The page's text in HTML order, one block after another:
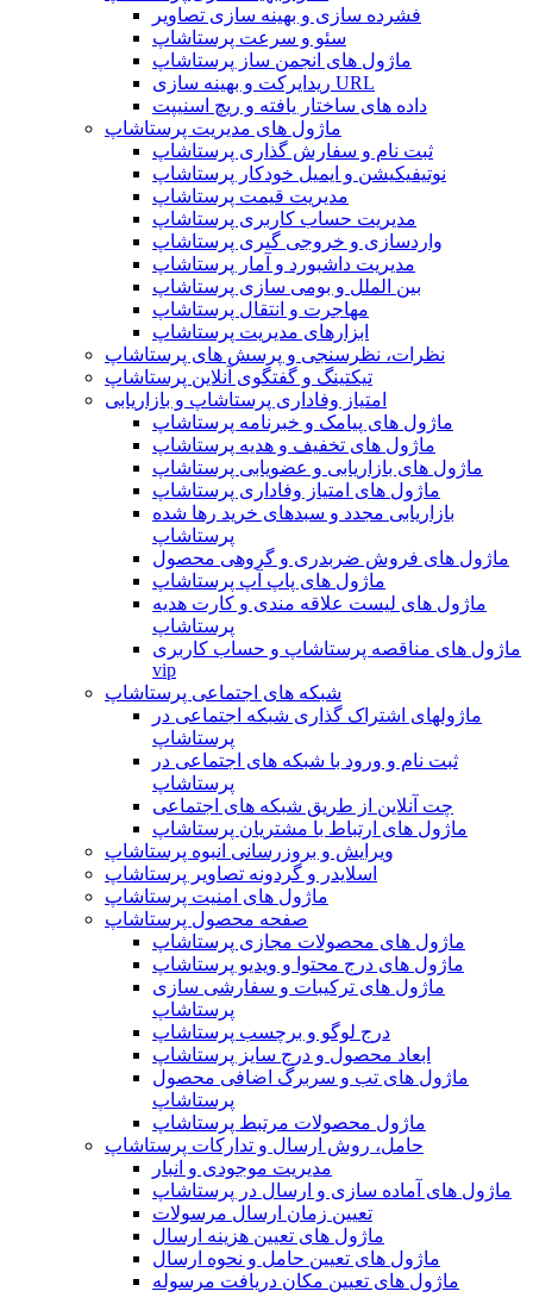
فشرده سازی و بهینه سازی تصاویر
سئو و سرعت پرستاشاپ
ماژول های انجمن ساز پرستاشاپ
ریدایرکت و بهینه سازی URL
داده های ساختار یافته و ریچ اسنیپت
ماژول های مدیریت پرستاشاپ
ثبت نام و سفارش گذاری پرستاشاپ
نوتیفیکیشن و ایمیل خودکار پرستاشاپ
مدیریت قیمت پرستاشاپ
مدیریت حساب کاربری پرستاشاپ
واردسازی و خروجی گیری پرستاشاپ
مدیریت داشبورد و آمار پرستاشاپ
بین الملل و بومی سازی پرستاشاپ
مهاجرت و انتقال پرستاشاپ
ابزارهای مدیریت پرستاشاپ
نظرات، نظرسنجی و پرسش های پرستاشاپ
تیکتینگ و گفتگوی آنلاین پرستاشاپ
امتیاز وفاداری پرستاشاپ و بازاریابی
ماژول های پیامک و خبرنامه پرستاشاپ
ماژول های تخفیف و هدیه پرستاشاپ
ماژول های بازاریابی و عضویابی پرستاشاپ
ماژول های امتیاز وفاداری پرستاشاپ
بازاریابی مجدد و سبدهای خرید رها شده
پرستاشاپ
ماژول های فروش ضربدری و گروهی محصول
ماژول های پاپ آپ پرستاشاپ
ماژول های لیست علاقه مندی و کارت هدیه
پرستاشاپ
ماژول های مناقصه پرستاشاپ و حساب کاربری
vip
شبکه های اجتماعی پرستاشاپ
ماژولهای اشتراک‌ گذاری شبکه اجتماعی در
پرستاشاپ
ثبت نام و ورود با شبکه های اجتماعی در
پرستاشاپ
چت آنلاین از طریق شبکه های اجتماعی
ماژول های ارتباط با مشتریان پرستاشاپ
ویرایش و بروزرسانی انبوه پرستاشاپ
اسلایدر و گردونه تصاویر پرستاشاپ
ماژول های امنیت پرستاشاپ
صفحه محصول پرستاشاپ
ماژول های محصولات مجازی پرستاشاپ
ماژول های درج محتوا و ویدیو پرستاشاپ
ماژول های ترکیبات و سفارشی سازی
پرستاشاپ
درج لوگو و برچسب پرستاشاپ
ابعاد محصول و درج سایز پرستاشاپ
ماژول های تب و سربرگ اضافی محصول
پرستاشاپ
ماژول محصولات مرتبط پرستاشاپ
حامل، روش ارسال و تدارکات پرستاشاپ
مدیریت موجودی و انبار
ماژول های آماده سازی و ارسال در پرستاشاپ
تعیین زمان ارسال مرسولات
ماژول های تعیین هزینه ارسال
ماژول های تعیین حامل و نحوه ارسال
ماژول های تعیین مکان دریافت مرسوله